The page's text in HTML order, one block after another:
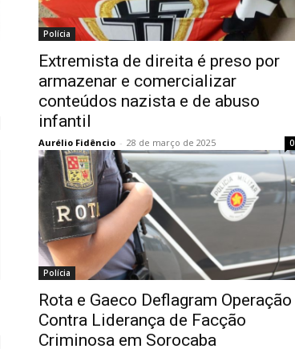
Polícia
Extremista de direita é preso por
armazenar e comercializar
conteúdos nazista e de abuso
infantil
Aurélio Fidêncio - 28 de março de 2025 0
Polícia
Rota e Gaeco Deflagram Operação
Contra Liderança de Facção
Criminosa em Sorocaba